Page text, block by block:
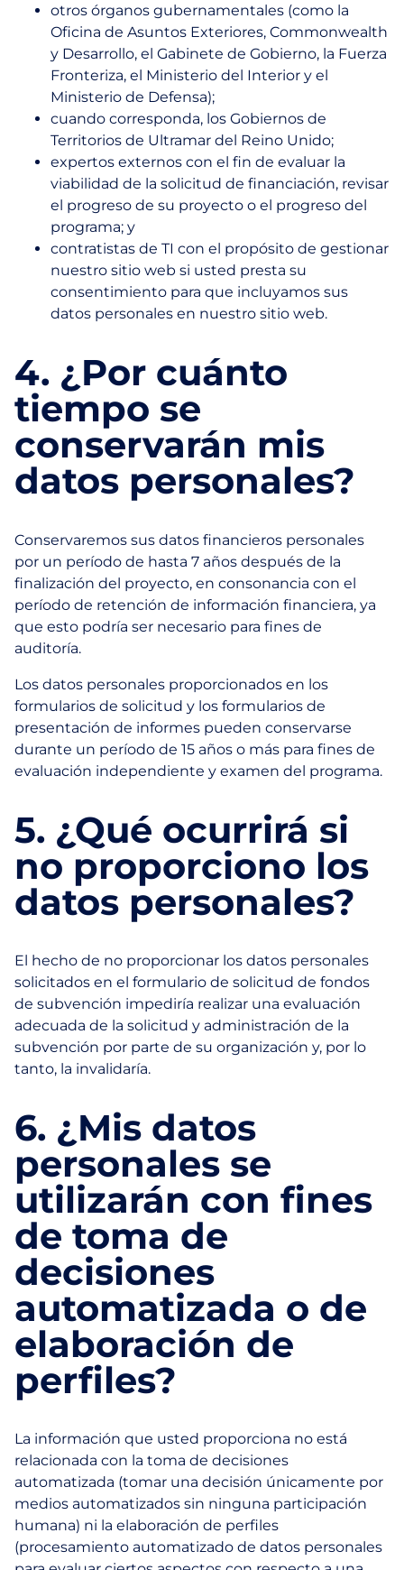
otros órganos gubernamentales (como la
Oficina de Asuntos Exteriores, Commonwealth
y Desarrollo, el Gabinete de Gobierno, la Fuerza
Fronteriza, el Ministerio del Interior y el
Ministerio de Defensa);
cuando corresponda, los Gobiernos de
Territorios de Ultramar del Reino Unido;
expertos externos con el fin de evaluar la
viabilidad de la solicitud de financiación, revisar
el progreso de su proyecto o el progreso del
programa; y
contratistas de TI con el propósito de gestionar
nuestro sitio web si usted presta su
consentimiento para que incluyamos sus
datos personales en nuestro sitio web.
4. ¿Por cuánto
tiempo se
conservarán mis
datos personales?
Conservaremos sus datos financieros personales
por un período de hasta 7 años después de la
finalización del proyecto, en consonancia con el
período de retención de información financiera, ya
que esto podría ser necesario para fines de
auditoría.
Los datos personales proporcionados en los
formularios de solicitud y los formularios de
presentación de informes pueden conservarse
durante un período de 15 años o más para fines de
evaluación independiente y examen del programa.
5. ¿Qué ocurrirá si
no proporciono los
datos personales?
El hecho de no proporcionar los datos personales
solicitados en el formulario de solicitud de fondos
de subvención impediría realizar una evaluación
adecuada de la solicitud y administración de la
subvención por parte de su organización y, por lo
tanto, la invalidaría.
6. ¿Mis datos
personales se
utilizarán con fines
de toma de
decisiones
automatizada o de
elaboración de
perfiles?
La información que usted proporciona no está
relacionada con la toma de decisiones
automatizada (tomar una decisión únicamente por
medios automatizados sin ninguna participación
humana) ni la elaboración de perfiles
(procesamiento automatizado de datos personales